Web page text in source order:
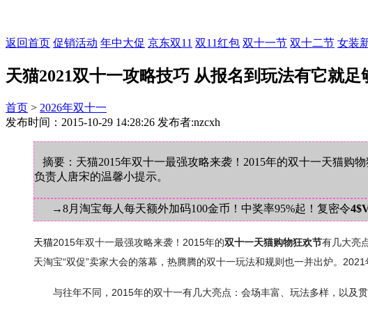
返回首页 促销活动 年中大促 京东双11 双11红包 双十一节 双十二节 女装
天猫2021双十一攻略技巧 从报名到玩法有它就足
首页 > 2026年双十一
发布时间：2015-10-29 14:28:26 发布者:nzcxh
摘要：天猫2015年双十一最强攻略来袭！2015年的双十一天猫购
负责人唐宋的温馨小提示。
→8月淘宝每人每天额外加码100金币！中奖率95%起！复密令
天猫2015年双十一最强攻略来袭！2015年的双十一天猫购物狂欢节有几大亮
天淘宝“双促”卖家大会的落幕，热腾腾的双十一玩法和规则也一并出炉。
与往年不同，2015年的双十一有几大亮点：会场丰富、玩法多样，以及